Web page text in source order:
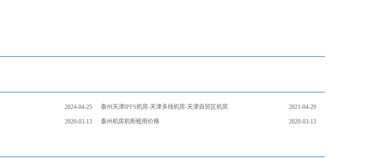
2024-04-25 泰州天津IPFS机房-天津多线机房-天津自贸区机房 2021-04-29
2020-03-13 泰州机房机柜租用价格 2020-03-13